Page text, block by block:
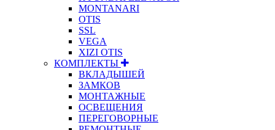
MONTANARI
OTIS
SSL
VEGA
XIZI OTIS
КОМПЛЕКТЫ
ВКЛАДЫШЕЙ
ЗАМКОВ
МОНТАЖНЫЕ
ОСВЕЩЕНИЯ
ПЕРЕГОВОРНЫЕ